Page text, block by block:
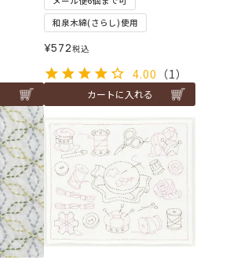
和泉木綿(さらし)使用
¥572税込
4.00 （1）
カートに入れる